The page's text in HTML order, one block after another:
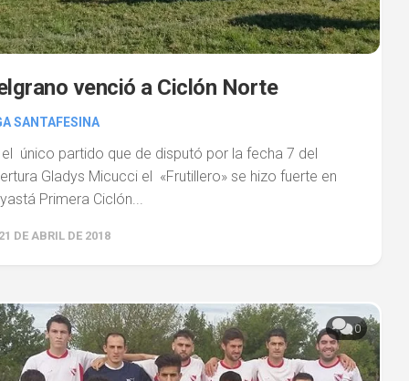
venció a Ciclón Norte
SANTAFESINA
el único partido que de disputó por la fecha 7 del
Gladys Micucci el «Frutillero» se hizo fuerte en
Primera Ciclón...
DE ABRIL DE 2018
0